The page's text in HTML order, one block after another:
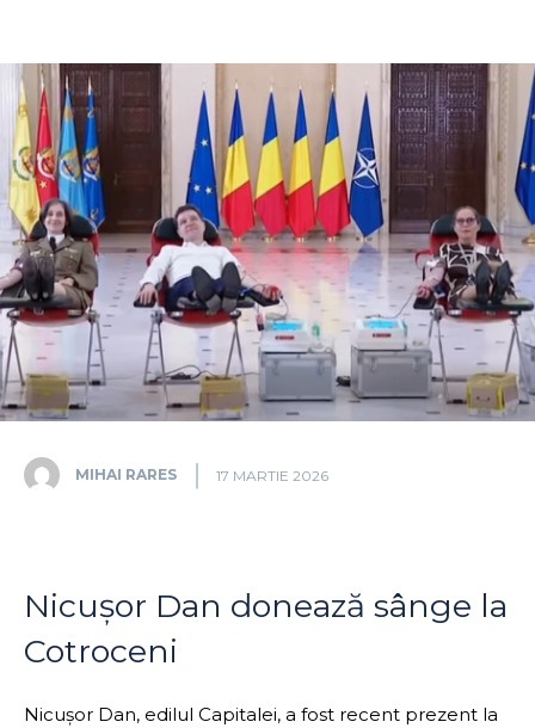
MIHAI RARES 17 MARTIE 2026
Nicușor Dan donează sânge la
Cotroceni
Nicușor Dan, edilul Capitalei, a fost recent prezent la